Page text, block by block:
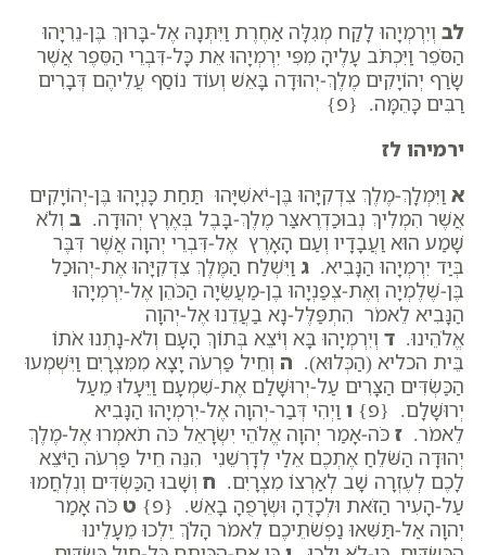
לב וְיִרְמְיָהוּ לָקַח מְגִלָּה אַחֶרֶת וַיִּתְּנָהּ אֶל-בָּרוּךְ בֶּן-נֵרִיָּהוּ
הַסֹּפֵר וַיִּכְתֹּב עָלֶיהָ מִפִּי יִרְמְיָהוּ אֵת כָּל-דִּבְרֵי הַסֵּפֶר אֲשֶׁר
שָׂרַף יְהוֹיָקִים מֶלֶךְ-יְהוּדָה בָּאֵשׁ וְעוֹד נוֹסַף עֲלֵיהֶם דְּבָרִים
רַבִּים כָּהֵמָּה. {פ}
ירמיהו לז
א וַיִּמְלָךְ-מֶלֶךְ צִדְקִיָּהוּ בֶּן-יֹאשִׁיָּהוּ תַּחַת כָּנְיָהוּ בֶּן-יְהוֹיָקִים
אֲשֶׁר הִמְלִיךְ נְבוּכַדְרֶאצַּר מֶלֶךְ-בָּבֶל בְּאֶרֶץ יְהוּדָה. ב וְלֹא
שָׁמַע הוּא וַעֲבָדָיו וְעַם הָאָרֶץ אֶל-דִּבְרֵי יְהוָה אֲשֶׁר דִּבֶּר
בְּיַד יִרְמְיָהוּ הַנָּבִיא. ג וַיִּשְׁלַח הַמֶּלֶךְ צִדְקִיָּהוּ אֶת-יְהוּכַל
בֶּן-שֶׁלֶמְיָה וְאֶת-צְפַנְיָהוּ בֶן-מַעֲשֵׂיָה הַכֹּהֵן אֶל-יִרְמְיָהוּ
הַנָּבִיא לֵאמֹר הִתְפַּלֶּל-נָא בַעֲדֵנוּ אֶל-יְהוָה
אֱלֹהֵינוּ. ד וְיִרְמְיָהוּ בָּא וְיֹצֵא בְּתוֹךְ הָעָם וְלֹא-נָתְנוּ אֹתוֹ
בֵּית הכליא (הַכְּלוּא). ה וְחֵיל פַּרְעֹה יָצָא מִמִּצְרָיִם וַיִּשְׁמְעוּ
הַכַּשְׂדִּים הַצָּרִים עַל-יְרוּשָׁלִַם אֶת-שִׁמְעָם וַיֵּעָלוּ מֵעַל
יְרוּשָׁלִָם. {פ} ו וַיְהִי דְּבַר-יְהוָה אֶל-יִרְמְיָהוּ הַנָּבִיא
לֵאמֹר. ז כֹּה-אָמַר יְהוָה אֱלֹהֵי יִשְׂרָאֵל כֹּה תֹאמְרוּ אֶל-מֶלֶךְ
יְהוּדָה הַשֹּׁלֵחַ אֶתְכֶם אֵלַי לְדָרְשֵׁנִי הִנֵּה חֵיל פַּרְעֹה הַיֹּצֵא
לָכֶם לְעֶזְרָה שָׁב לְאַרְצוֹ מִצְרָיִם. ח וְשָׁבוּ הַכַּשְׂדִּים וְנִלְחֲמוּ
עַל-הָעִיר הַזֹּאת וּלְכָדֻהָ וּשְׂרָפֻהָ בָאֵשׁ. {פ} ט כֹּה אָמַר
יְהוָה אַל-תַּשִּׁאוּ נַפְשֹׁתֵיכֶם לֵאמֹר הָלֹךְ יֵלְכוּ מֵעָלֵינוּ